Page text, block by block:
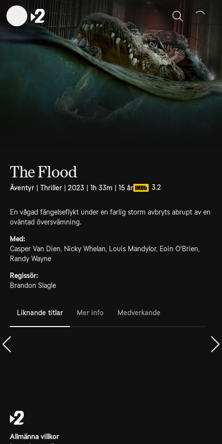
Sök
The Flood
Äventyr | Thriller | 2023 | 1h 33m | 15 år 3.2
En vågad fängelseflykt under en farlig storm avbryts abrupt av en
oväntad översvämning.
Med:
Casper Van Dien, Nicky Whelan, Louis Mandylor, Eoin O'Brien,
Randy Wayne
Regissör:
Brandon Slagle
Liknande titlar Mer info Medverkande
Allmänna villkor